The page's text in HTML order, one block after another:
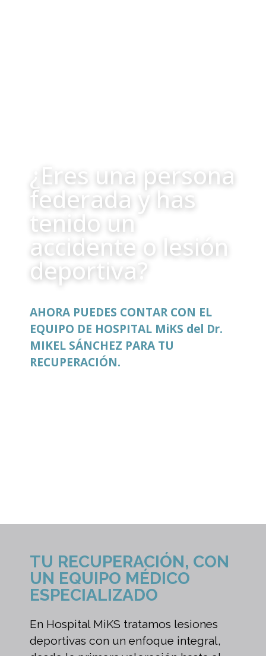
¿Eres una persona
federada y has
tenido un
accidente o lesión
deportiva?
AHORA PUEDES CONTAR CON EL
EQUIPO DE HOSPITAL MiKS del Dr.
MIKEL SÁNCHEZ PARA TU
RECUPERACIÓN.
TU RECUPERACIÓN, CON
UN EQUIPO MÉDICO
ESPECIALIZADO
En Hospital MiKS tratamos lesiones
deportivas con un enfoque integral,